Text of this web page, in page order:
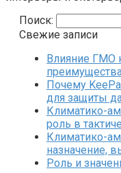
Поиск:
Свежие записи
Влияние ГМО
Почему
для защиты
Климатико-
роль в
Климатико-
назначение,
Роль и